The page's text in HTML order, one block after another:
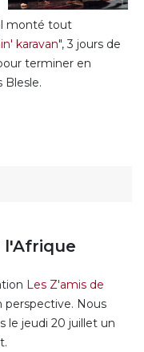
monté tout
karavan", 3 jours de
terminer en
Blesle.
l'Afrique
Les Z'amis de
perspective. Nous
le jeudi 20 juillet un